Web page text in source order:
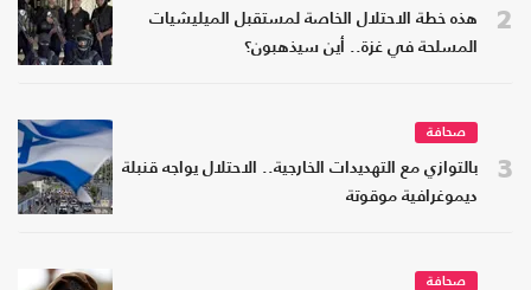
2
هذه خطة الاحتلال الخاصة لمستقبل الميليشيات
المسلحة في غزة.. أين سيذهبون؟
3
صحافة
بالتوازي مع التهديدات الخارجية.. الاحتلال يواجه قنبلة
ديموغرافية موقوتة
صحافة